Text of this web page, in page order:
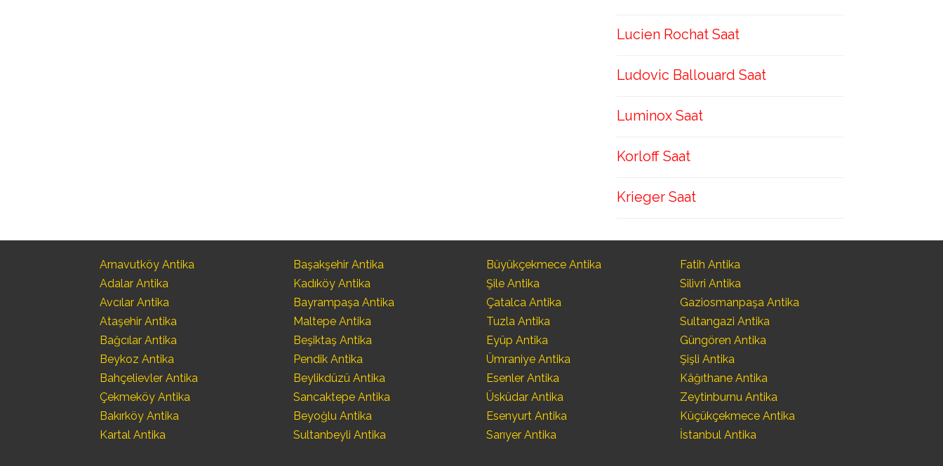
Lucien Rochat Saat
Ludovic Ballouard Saat
Luminox Saat
Korloff Saat
Krieger Saat
Arnavutköy Antika
Adalar Antika
Avcılar Antika
Ataşehir Antika
Bağcılar Antika
Beykoz Antika
Bahçelievler Antika
Çekmeköy Antika
Bakırköy Antika
Kartal Antika
Başakşehir Antika
Kadıköy Antika
Bayrampaşa Antika
Maltepe Antika
Beşiktaş Antika
Pendik Antika
Beylikdüzü Antika
Sancaktepe Antika
Beyoğlu Antika
Sultanbeyli Antika
Büyükçekmece Antika
Şile Antika
Çatalca Antika
Tuzla Antika
Eyüp Antika
Ümraniye Antika
Esenler Antika
Üsküdar Antika
Esenyurt Antika
Sarıyer Antika
Fatih Antika
Silivri Antika
Gaziosmanpaşa Antika
Sultangazi Antika
Güngören Antika
Şişli Antika
Kâğıthane Antika
Zeytinburnu Antika
Küçükçekmece Antika
İstanbul Antika